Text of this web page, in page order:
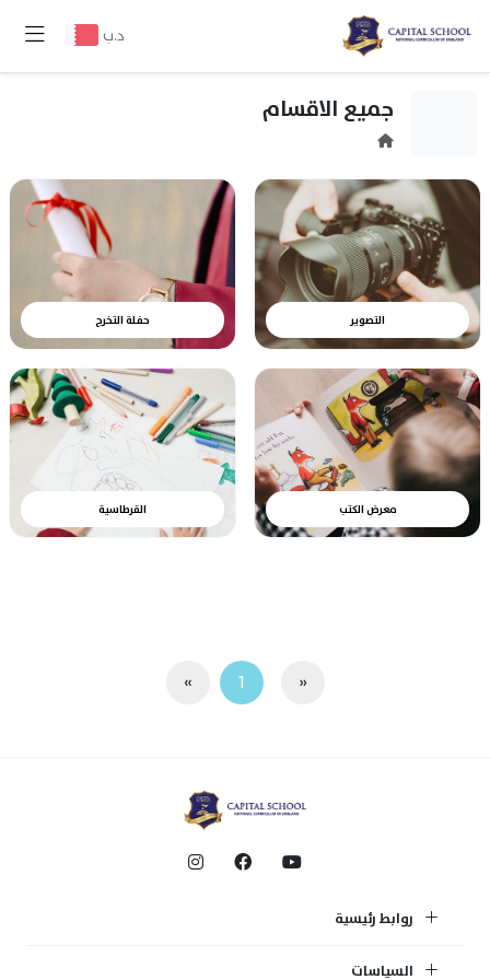
د.ب
جميع الاقسام
التصوير حفلة التخرج
معرض الكتب القرطاسية
«
1
»
روابط رئيسية
السياسات